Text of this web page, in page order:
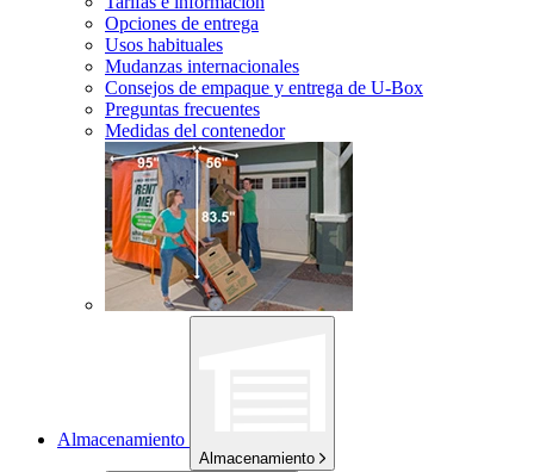
Opciones de entrega
Usos habituales
Mudanzas internacionales
Consejos de empaque y entrega de U-Box
Preguntas frecuentes
Medidas del contenedor
Almacenamiento
Almacenamiento